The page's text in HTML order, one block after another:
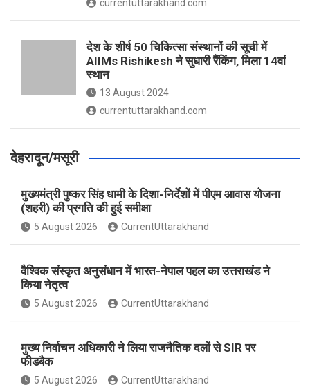
currentuttarakhand.com
देश के शीर्ष 50 चिकित्सा संस्थानों की सूची में
AIIMs Rishikesh ने सुधारी रैंकिंग, मिला 14वां
स्थान
13 August 2024
currentuttarakhand.com
देहरादून/मसूरी
मुख्यमंत्री पुष्कर सिंह धामी के दिशा-निर्देशों में पीएम आवास योजना
(शहरी) की प्रगति की हुई समीक्षा
5 August 2026 CurrentUttarakhand
वैश्विक संस्कृत अनुसंधान में भारत-नेपाल पहल का उत्तराखंड ने
किया नेतृत्व
5 August 2026 CurrentUttarakhand
मुख्य निर्वाचन अधिकारी ने लिया राजनैतिक दलों से SIR पर
फीडबैक
5 August 2026 CurrentUttarakhand